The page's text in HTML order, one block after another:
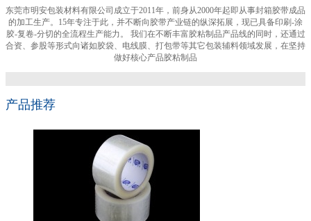
东莞市明安包装材料有限公司成立于2011年，前身从2000年起即从事封箱胶带成品
的加工生产。15年专注于此，并不断向胶带产业链的纵深拓展，现已具备印刷-涂
胶-复卷-分切的全流程生产能力。 我们在不断丰富胶粘制品产品线的同时，还通过
合资、参股等形式向诸如胶袋、电线膜、打包带等其它包装辅料领域发展，在坚持
做好核心产品胶粘制品
产品推荐